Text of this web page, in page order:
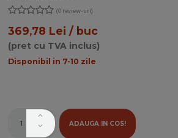
(0 review-uri)
369,78 Lei / buc
(pret cu TVA inclus)
Disponibil in 7-10 zile
ADAUGA IN COS!